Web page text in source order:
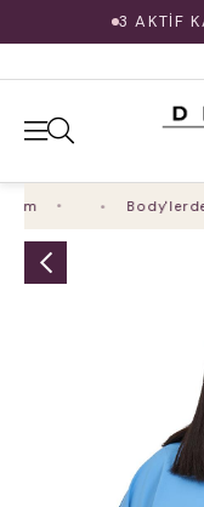
3 AKTİF
Body'lerde 4